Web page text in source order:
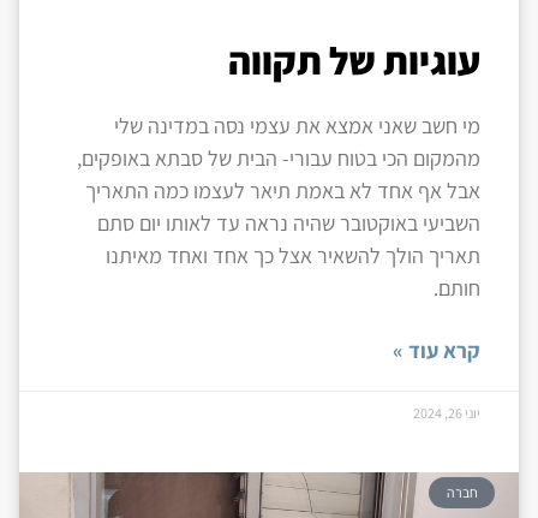
עוגיות של תקווה
מי חשב שאני אמצא את עצמי נסה במדינה שלי
מהמקום הכי בטוח עבורי- הבית של סבתא באופקים,
אבל אף אחד לא באמת תיאר לעצמו כמה התאריך
השביעי באוקטובר שהיה נראה עד לאותו יום סתם
תאריך הולך להשאיר אצל כך אחד ואחד מאיתנו
חותם.
קרא עוד »
יוני 26, 2024
חברה